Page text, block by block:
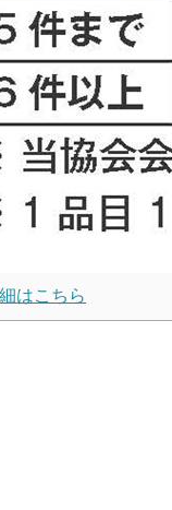
はこちら